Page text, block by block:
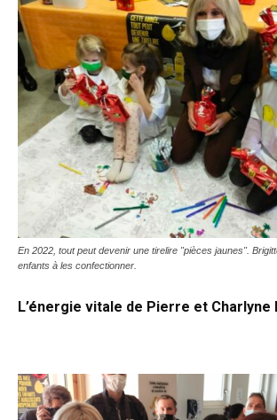
En 2022, tout peut devenir une tirelire "pièces jaunes".
enfants à les confectionner.
L’énergie vitale de Pierre et Charlyne